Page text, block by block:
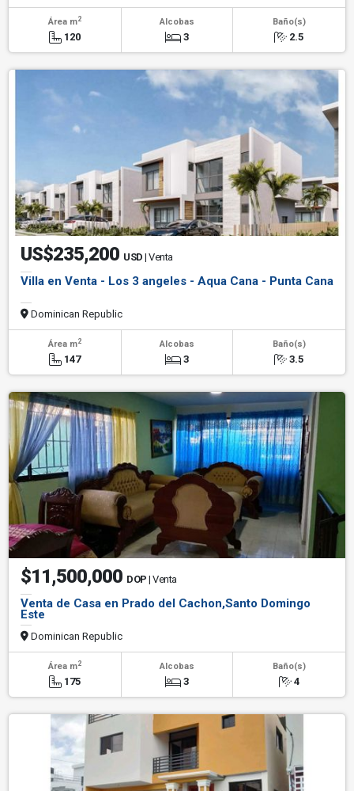
Área m2
120
Alcobas
3
Baño(s)
2.5
US$235,200 USD | Venta
Villa en Venta - Los 3 angeles - Aqua Cana - Punta Cana
Dominican Republic
Área m2
147
Alcobas
3
Baño(s)
3.5
$11,500,000 DOP | Venta
Venta de Casa en Prado del Cachon,Santo Domingo
Este
Dominican Republic
Área m2
175
Alcobas
3
Baño(s)
4